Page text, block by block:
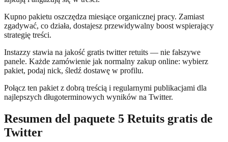
Kupno pakietu oszczędza miesiące organicznej pracy. Zamiast
zgadywać, co działa, dostajesz przewidywalny boost wspierający
strategię treści.
Instazzy stawia na jakość gratis twitter retuits — nie fałszywe
panele. Każde zamówienie jak normalny zakup online: wybierz
pakiet, podaj nick, śledź dostawę w profilu.
Połącz ten pakiet z dobrą treścią i regularnymi publikacjami dla
najlepszych długoterminowych wyników na Twitter.
Resumen del paquete 5 Retuits gratis de
Twitter